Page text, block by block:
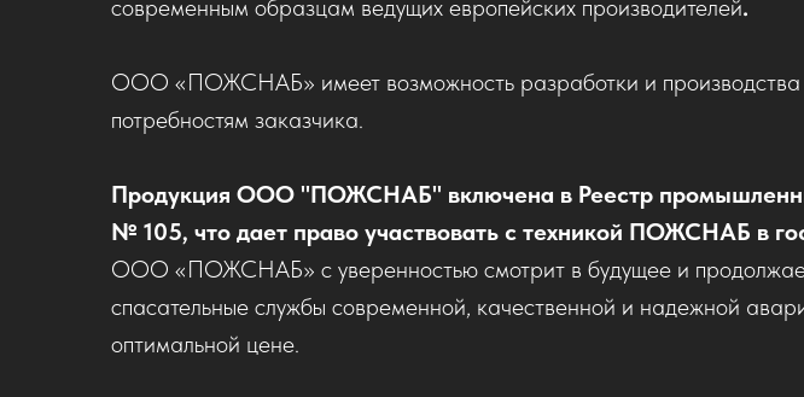
современным образцам ведущих европейских производителей.
ООО «ПОЖСНАБ» имеет возможность разработки и
потребностям заказчика.
Продукция ООО "ПОЖСНАБ" включена в Реестр
№ 105, что дает право участвовать с техникой ПОЖСНАБ в
ООО «ПОЖСНАБ» с уверенностью смотрит в будущее и
спасательные службы современной, качественной и надежной
оптимальной цене.